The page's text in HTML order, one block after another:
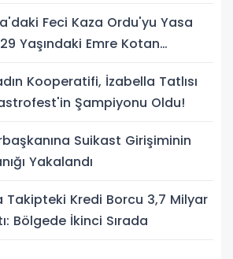
Feci Kaza Ordu'yu Yasa
Yaşındaki Emre Kotan
Kooperatifi, İzabella Tatlısı
Şampiyonu Oldu!
Suikast Girişiminin
Yakalandı
Takipteki Kredi Borcu 3,7 Milyar
Bölgede İkinci Sırada